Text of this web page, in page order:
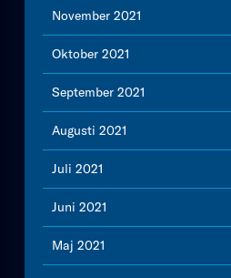
November 2021
Oktober 2021
September 2021
Augusti 2021
Juli 2021
Juni 2021
Maj 2021